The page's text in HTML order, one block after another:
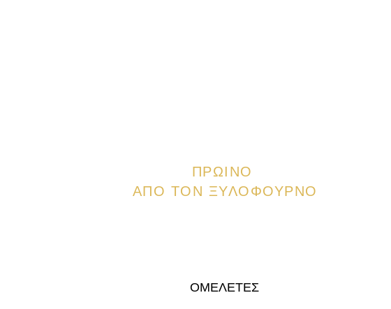
ΠΡΩΙΝΟ
ΑΠΟ ΤΟΝ ΞΥΛΟΦΟΥΡΝΟ
ΟΜΕΛΕΤΕΣ